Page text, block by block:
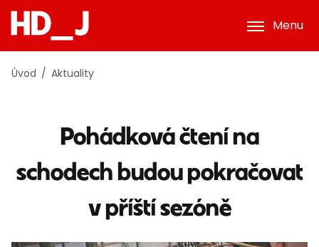
Menu
Úvod Aktuality
Pohádková čtení na
schodech budou pokračovat
v příští sezóně